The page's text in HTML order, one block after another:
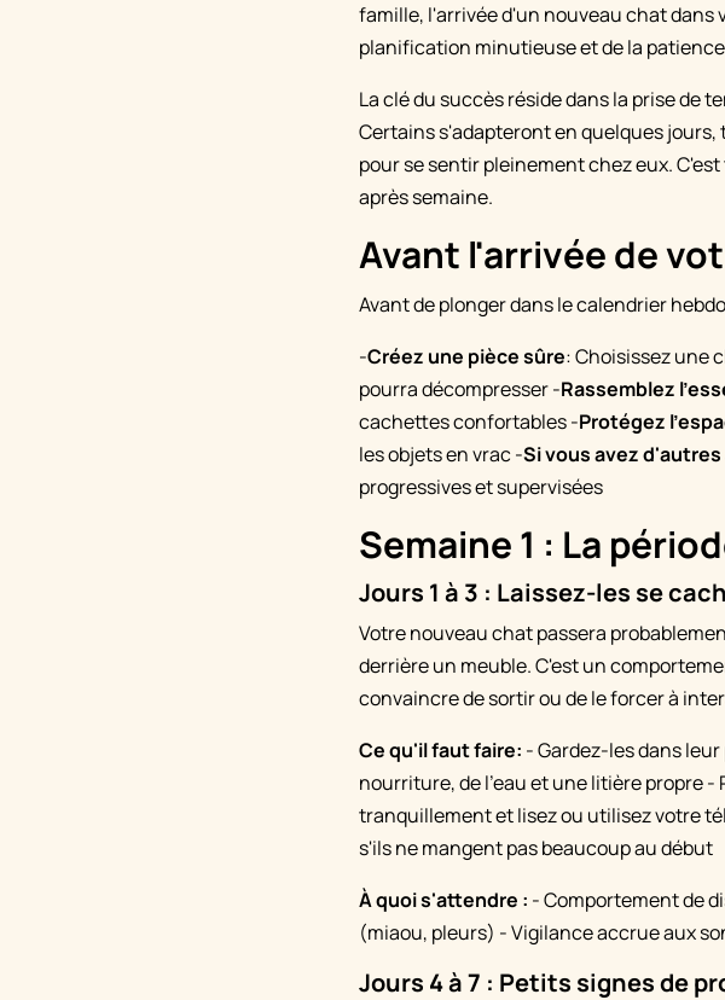
famille, l'arrivée d'un nouveau chat
planification minutieuse et de la
La clé du succès réside dans la prise de
Certains s'adapteront en quelques jours,
pour se sentir pleinement chez eux.
après semaine.
Avant l'arrivée de
Avant de plonger dans le calendrier
-Créez une pièce sûre: Choisissez une
pourra décompresser -Rassemblez
cachettes confortables -Protégez
les objets en vrac -Si vous avez
progressives et supervisées
Semaine 1 : La
Jours 1 à 3 : Laissez-les se
Votre nouveau chat passera
derrière un meuble. C'est un
convaincre de sortir ou de le forcer à
Ce qu'il faut faire: - Gardez-les dans
nourriture, de l'eau et une litière propre
tranquillement et lisez ou utilisez votre
s'ils ne mangent pas beaucoup au début
À quoi s'attendre : - Comportement de
(miaou, pleurs) - Vigilance accrue aux
Jours 4 à 7 : Petits signes de